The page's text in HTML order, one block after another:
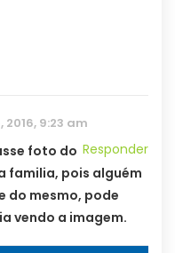
2016, 9:23 am
Responder
foto do
familia, pois alguém
do mesmo, pode
vendo a imagem.